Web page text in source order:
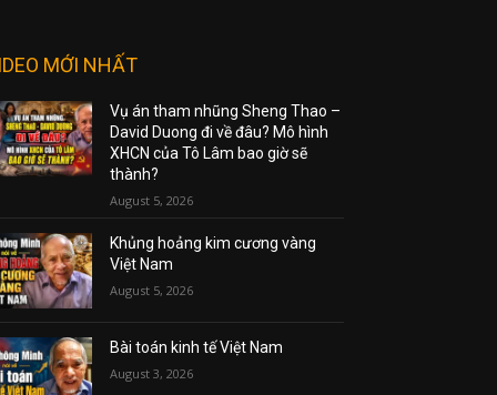
MỚI NHẤT
Vụ án tham nhũng Sheng Thao –
David Duong đi về đâu? Mô hình
XHCN của Tô Lâm bao giờ sẽ
thành?
August 5, 2026
Khủng hoảng kim cương vàng
Việt Nam
August 5, 2026
Bài toán kinh tế Việt Nam
August 3, 2026